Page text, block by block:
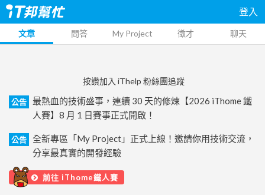
登入
文章 問答 My Project 徵才 聊天
按讚加入 iThelp 粉絲團追蹤
公告
最熱血的技術盛事，連續 30 天的修煉【2026 iThome 鐵
人賽】8 月 1 日賽事正式開啟！
公告
全新專區「My Project」正式上線！邀請你用技術交流，
分享最真實的開發經驗
前往 iThome鐵人賽